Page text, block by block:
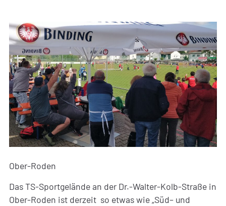
Ober-Roden
Das TS-Sportgelände an der Dr.-Walter-Kolb-Straße in
Ober-Roden ist derzeit so etwas wie „Süd– und